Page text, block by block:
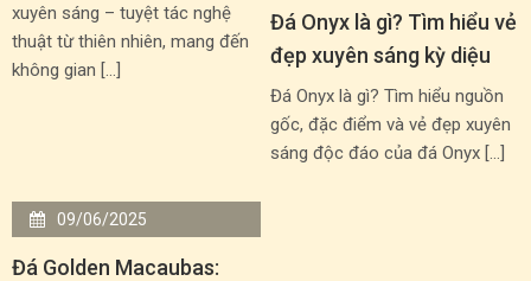
xuyên sáng – tuyệt tác nghệ
thuật từ thiên nhiên, mang đến
không gian […]
Đá Onyx là gì? Tìm hiểu vẻ
đẹp xuyên sáng kỳ diệu
Đá Onyx là gì? Tìm hiểu nguồn
gốc, đặc điểm và vẻ đẹp xuyên
sáng độc đáo của đá Onyx […]
09/06/2025
Đá Golden Macaubas: